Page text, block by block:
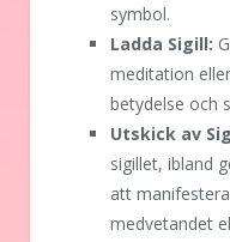
symbol.
Ladda Sigill:
meditation
betydelse och
Utskick av
sigillet, ibland
att
medvetandet